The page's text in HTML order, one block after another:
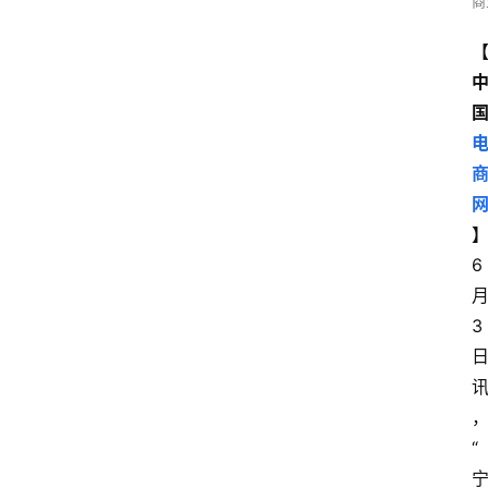
【
中
国
电
商
网
】
6
月
3
日
讯
，
“
宁